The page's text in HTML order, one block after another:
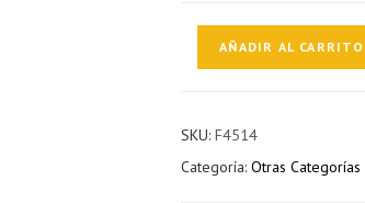
AÑADIR AL CARRITO
SKU:F4514
Categoría:Otras Categorías